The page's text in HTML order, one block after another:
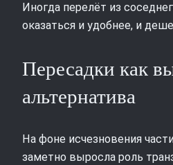
Иногда перелёт из
оказаться и удобнее, и
Пересадки как
альтернатива
На фоне исчезновения
заметно выросла роль